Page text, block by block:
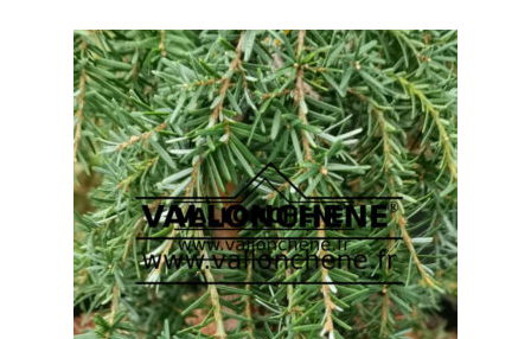
Varianten
auf.
Die
Optionen
können
auf
der
Produktseite
gewählt
werden